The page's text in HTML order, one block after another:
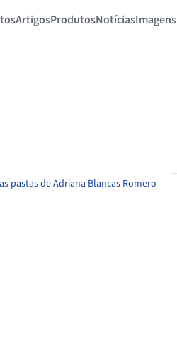
ArtigosProdutosNotíciasImagens
pastas de Adriana Blancas Romero